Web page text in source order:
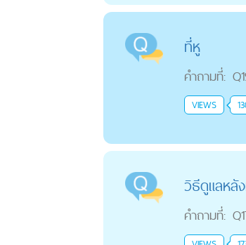
ที่หู
คำถามที่:
VIEWS
วิธีดูแลหลั
คำถามที่: